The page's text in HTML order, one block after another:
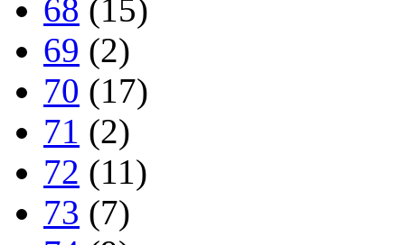
68 (15)
69 (2)
70 (17)
71 (2)
72 (11)
73 (7)